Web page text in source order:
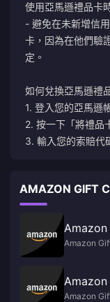
使用亞馬遜禮品卡
- 避免在未新增信
卡，因為在他們驗
定。
如何兌換亞馬遜禮
1. 登入您的亞馬遜
2. 按一下「將禮品
3. 輸入您的索賠代
AMAZON GIFT
Amazon
Amazon